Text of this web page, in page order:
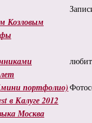
Козловым
портфолио)
в Калуге 2012
Москва